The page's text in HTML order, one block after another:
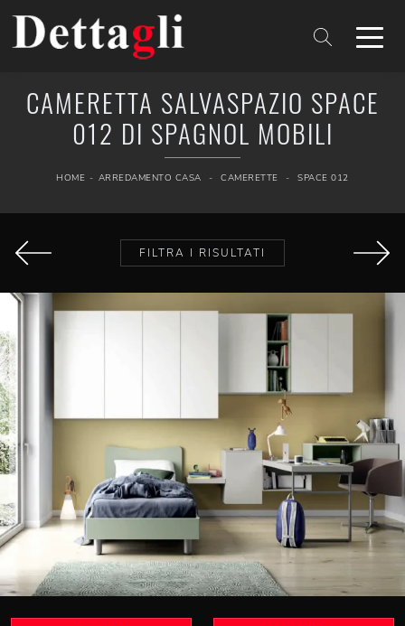
CAMERETTA SALVASPAZIO SPACE
012 DI SPAGNOL MOBILI
HOME - ARREDAMENTO CASA - CAMERETTE - SPACE 012
FILTRA I RISULTATI